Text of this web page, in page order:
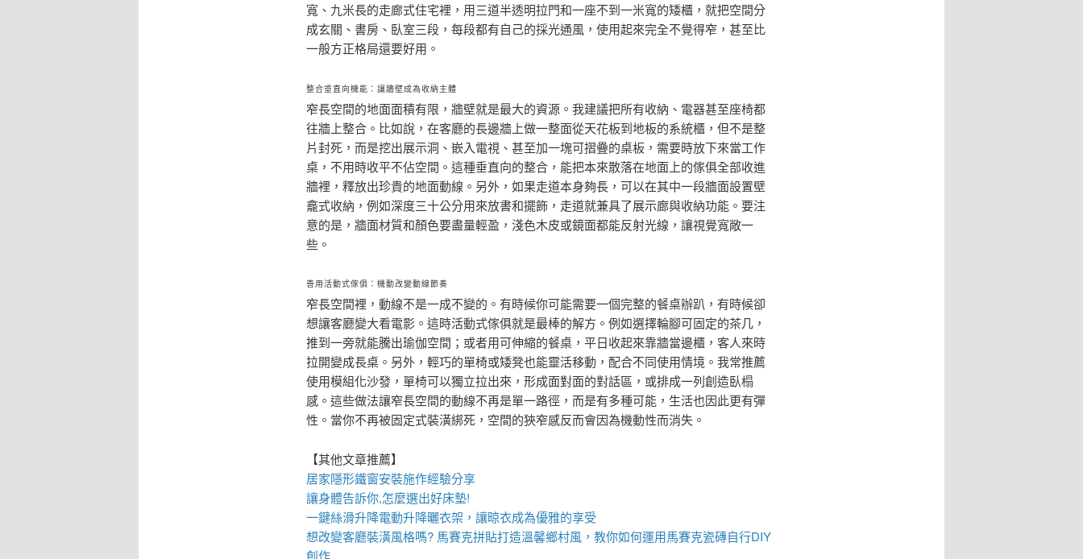
寬、九米長的走廊式住宅裡，用三道半透明拉門和一座不到一米寬的矮櫃，就把空間分
成玄關、書房、臥室三段，每段都有自己的採光通風，使用起來完全不覺得窄，甚至比
一般方正格局還要好用。
整合垂直向機能：讓牆壁成為收納主體
窄長空間的地面面積有限，牆壁就是最大的資源。我建議把所有收納、電器甚至座椅都
往牆上整合。比如說，在客廳的長邊牆上做一整面從天花板到地板的系統櫃，但不是整
片封死，而是挖出展示洞、嵌入電視、甚至加一塊可摺疊的桌板，需要時放下來當工作
桌，不用時收平不佔空間。這種垂直向的整合，能把本來散落在地面上的傢俱全部收進
牆裡，釋放出珍貴的地面動線。另外，如果走道本身夠長，可以在其中一段牆面設置壁
龕式收納，例如深度三十公分用來放書和擺飾，走道就兼具了展示廊與收納功能。要注
意的是，牆面材質和顏色要盡量輕盈，淺色木皮或鏡面都能反射光線，讓視覺寬敞一
些。
善用活動式傢俱：機動改變動線節奏
窄長空間裡，動線不是一成不變的。有時候你可能需要一個完整的餐桌辦趴，有時候卻
想讓客廳變大看電影。這時活動式傢俱就是最棒的解方。例如選擇輪腳可固定的茶几，
推到一旁就能騰出瑜伽空間；或者用可伸縮的餐桌，平日收起來靠牆當邊櫃，客人來時
拉開變成長桌。另外，輕巧的單椅或矮凳也能靈活移動，配合不同使用情境。我常推薦
使用模組化沙發，單椅可以獨立拉出來，形成面對面的對話區，或排成一列創造臥榻
感。這些做法讓窄長空間的動線不再是單一路徑，而是有多種可能，生活也因此更有彈
性。當你不再被固定式裝潢綁死，空間的狹窄感反而會因為機動性而消失。
【其他文章推薦】
居家隱形鐵窗安裝施作經驗分享
讓身體告訴你,怎麼選出好床墊!
一鍵絲滑升降電動升降曬衣架 ，讓晾衣成為優雅的享受
想改變客廳裝潢風格嗎? 馬賽克拼貼打造溫馨鄉村風，教你如何運用馬賽克瓷磚自行DIY
創作